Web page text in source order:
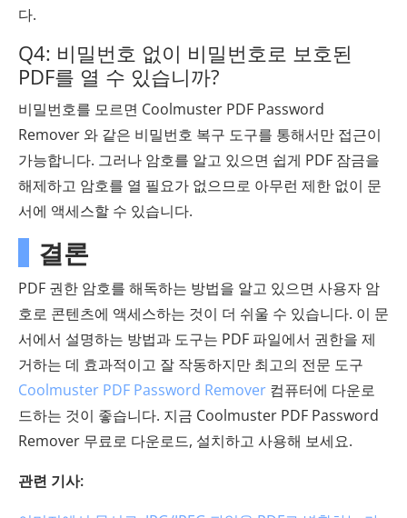
다.
Q4: 비밀번호 없이 비밀번호로 보호된
PDF를 열 수 있습니까?
비밀번호를 모르면 Coolmuster PDF Password
Remover 와 같은 비밀번호 복구 도구를 통해서만 접근이
가능합니다. 그러나 암호를 알고 있으면 쉽게 PDF 잠금을
해제하고 암호를 열 필요가 없으므로 아무런 제한 없이 문
서에 액세스할 수 있습니다.
결론
PDF 권한 암호를 해독하는 방법을 알고 있으면 사용자 암
호로 콘텐츠에 액세스하는 것이 더 쉬울 수 있습니다. 이 문
서에서 설명하는 방법과 도구는 PDF 파일에서 권한을 제
거하는 데 효과적이고 잘 작동하지만 최고의 전문 도구
Coolmuster PDF Password Remover 컴퓨터에 다운로
드하는 것이 좋습니다. 지금 Coolmuster PDF Password
Remover 무료로 다운로드, 설치하고 사용해 보세요.
관련 기사: